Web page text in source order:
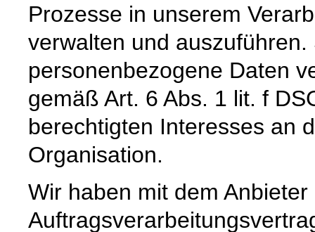
Prozesse in unserem
verwalten und
personenbezogene Daten
gemäß Art. 6 Abs. 1 lit. f
berechtigten Interesses an
Organisation.
Wir haben mit dem Anbieter